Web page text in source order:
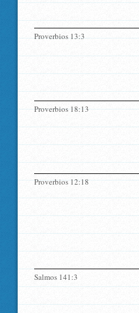
Proverbios 13:3
Proverbios 18:13
Proverbios 12:18
Salmos 141:3